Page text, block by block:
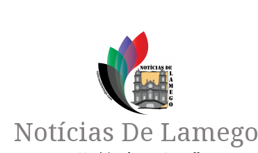
Notícias De Lamego